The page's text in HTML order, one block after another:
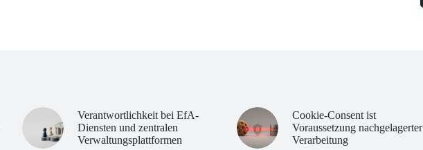
Verantwortlichkeit bei EfA-
Diensten und zentralen
Verwaltungsplattformen
Cookie-Consent ist
Voraussetzung nachgelagerter
Verarbeitung